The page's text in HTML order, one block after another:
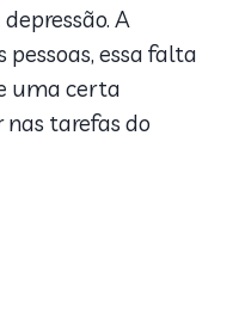
A
essa falta
uma certa
tarefas do